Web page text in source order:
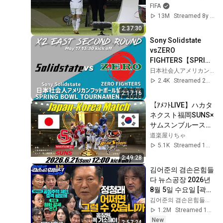
2:37:30
FIFA
13M
Streamed 8y ago
2:17:16
Sony Solidstate
vsZERO
FIGHTERS【SPRIN
G BOWL
TOURNAMENT
2.4K
2:49:28
【ｱﾒﾌﾄLIVE】ハカタ
ネクスト福岡SUNS×
サムスンブルースト
ーム【2026日韓交流
戦】
道楽屋りちゃ
5.1K
김어준의 겸손은힘들
다 뉴스공장 2026년
8월 5일 수요일 [곽상
준, 정청래, 홍사훈X
주진우X오혁진X손병
호, 이광수X한문도X
1.2M
New